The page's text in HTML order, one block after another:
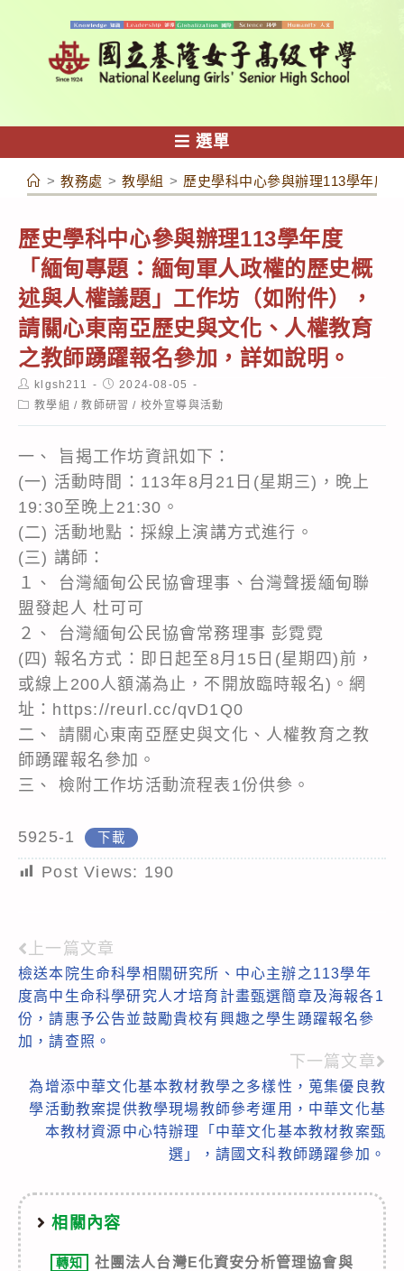
容
選單
> 教務處 > 教學組 > 歷史學科中心參與辦理113學年度
歷史學科中心參與辦理113學年度
「緬甸專題：緬甸軍人政權的歷史概
述與人權議題」工作坊（如附件），
請關心東南亞歷史與文化、人權教育
之教師踴躍報名參加，詳如說明。
Post
author:
klgsh211
Post
published:
2024-08-05
Post教學組 / 教師研習 / 校外宣導與活動
一、 旨揭工作坊資訊如下：
(一) 活動時間：113年8月21日(星期三)，晚上
19:30至晚上21:30。
(二) 活動地點：採線上演講方式進行。
(三) 講師：
１、 台灣緬甸公民協會理事、台灣聲援緬甸聯
盟發起人 杜可可
２、 台灣緬甸公民協會常務理事 彭霓霓
(四) 報名方式：即日起至8月15日(星期四)前，
或線上200人額滿為止，不開放臨時報名)。網
址：https://reurl.cc/qvD1Q0
二、 請關心東南亞歷史與文化、人權教育之教
師踴躍報名參加。
三、 檢附工作坊活動流程表1份供參。
5925-1 下載
Post Views: 190
Read
more
articles
上一篇文章
檢送本院生命科學相關研究所、中心主辦之113學年
度高中生命科學研究人才培育計畫甄選簡章及海報各1
份，請惠予公告並鼓勵貴校有興趣之學生踴躍報名參
加，請查照。
下一篇文章
為增添中華文化基本教材教學之多樣性，蒐集優良教
學活動教案提供教學現場教師參考運用，中華文化基
本教材資源中心特辦理「中華文化基本教材教案甄
選」，請國文科教師踴躍參加。
相關內容
轉知
社團法人台灣E化資安分析管理協會與